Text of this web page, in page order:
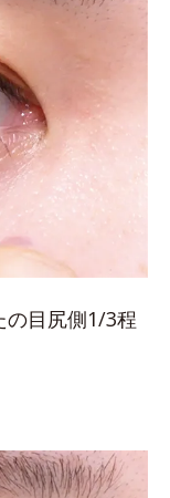
の目尻側1/3程